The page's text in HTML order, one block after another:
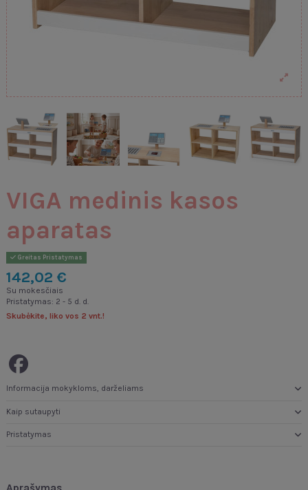
VIGA medinis kasos
aparatas
Greitas Pristatymas
142,02 €
Su mokesčiais
Pristatymas: 2 - 5 d. d.
Skubėkite, liko vos 2 vnt.!
Informacija mokykloms, darželiams
Kaip sutaupyti
Pristatymas